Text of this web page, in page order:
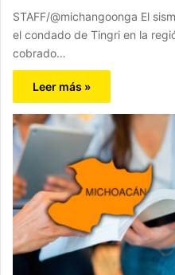
STAFF/@michangoonga El
el condado de Tingri en la
cobrado…
Leer más »